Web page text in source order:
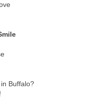
in Buffalo?